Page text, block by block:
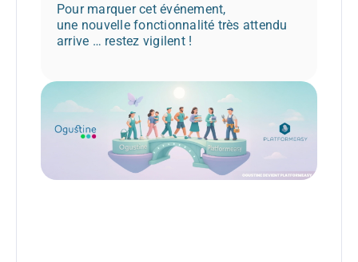
Pour marquer cet événement,
une nouvelle fonctionnalité très attendu
arrive … restez vigilent !